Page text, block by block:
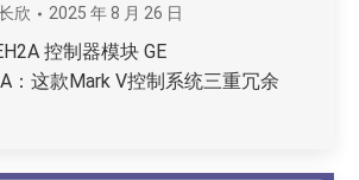
欣 2025 年 8 月 26 日
控制器模块 GE
：这款Mark V控制系统三重冗余